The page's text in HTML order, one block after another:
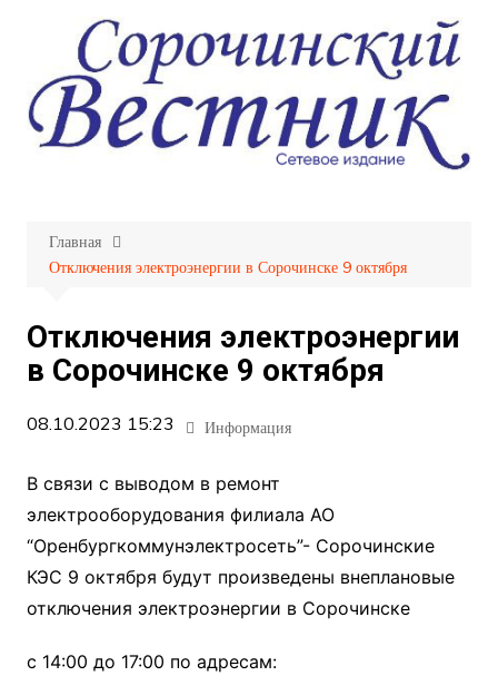
содержимому
Главная
Отключения электроэнергии в Сорочинске 9 октября
Отключения электроэнергии
в Сорочинске 9 октября
08.10.2023 15:23 Информация
В связи с выводом в ремонт
электрооборудования филиала АО
“Оренбургкоммунэлектросеть”- Сорочинские
КЭС 9 октября будут произведены внеплановые
отключения электроэнергии в Сорочинске
с 14:00 до 17:00 по адресам: